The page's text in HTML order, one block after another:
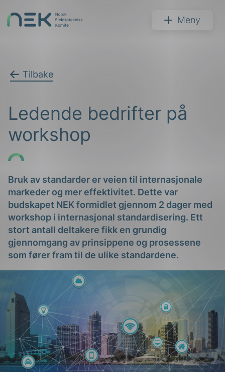
NEK Meny
Tilbake
Ledende bedrifter på
workshop
Bruk av standarder er veien til internasjonale
markeder og mer effektivitet. Dette var
budskapet NEK formidlet gjennom 2 dager med
workshop i internasjonal standardisering. Ett
stort antall deltakere fikk en grundig
gjennomgang av prinsippene og prosessene
som fører fram til de ulike standardene.